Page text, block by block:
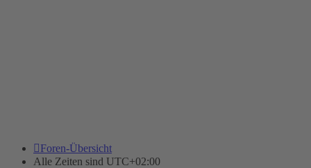
Foren-Übersicht
Alle Zeiten sind UTC+02:00